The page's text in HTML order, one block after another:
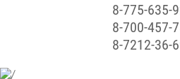
8-775-635-
8-700-457-
8-7212-36-